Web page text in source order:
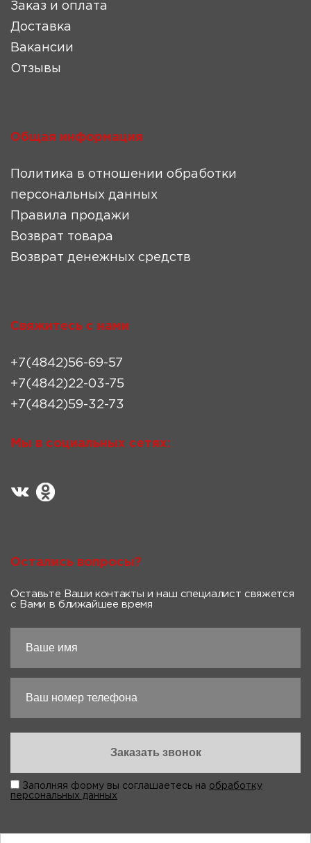
Заказ и оплата
Доставка
Вакансии
Отзывы
Общая информация
Политика в отношении обработки
персональных данных
Правила продажи
Возврат товара
Возврат денежных средств
Свяжитесь с нами
+7(4842)56-69-57
+7(4842)22-03-75
+7(4842)59-32-73
Мы в социальных сетях:
Остались вопросы?
Оставьте Ваши контакты и наш специалист свяжется
с Вами в ближайшее время
Заполняя форму вы соглашаетесь на обработку
персональных данных